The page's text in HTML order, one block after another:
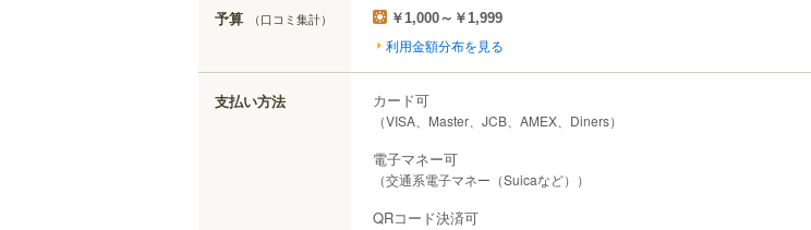
予算 （口コミ集計） ￥1,000～￥1,999
利用金額分布を見る
支払い方法 カード可
（VISA、Master、JCB、AMEX、Diners）
電子マネー可
（交通系電子マネー（Suicaなど））
QRコード決済可